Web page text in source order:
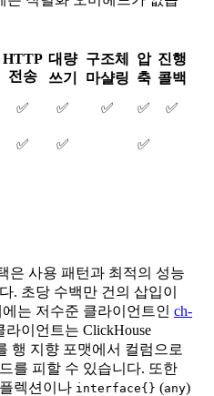
HTTP
전송
대량
쓰기
구조체
마샬링
압
축
진행
콜백
✅ ✅ ✅ ✅ ✅
✅ ✅ ✅
은 사용 패턴과 최적의 성능
. 초당 수백만 건의 삽입이
는 저수준 클라이언트인 ch-
이언트는 ClickHouse
행 지향 포맷에서 컬럼으로
를 피할 수 있습니다. 또한
렉션이나 interface{} (any)